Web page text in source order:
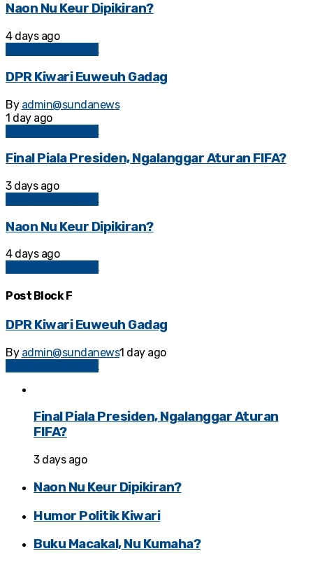
Naon Nu Keur Dipikiran?
4 days ago
DPR Kiwari Euweuh Gadag
By admin@sundanews
1 day ago
Final Piala Presiden, Ngalanggar Aturan FIFA?
3 days ago
Naon Nu Keur Dipikiran?
4 days ago
Post Block F
DPR Kiwari Euweuh Gadag
By admin@sundanews1 day ago
Final Piala Presiden, Ngalanggar Aturan
FIFA?
3 days ago
Naon Nu Keur Dipikiran?
Humor Politik Kiwari
Buku Macakal, Nu Kumaha?